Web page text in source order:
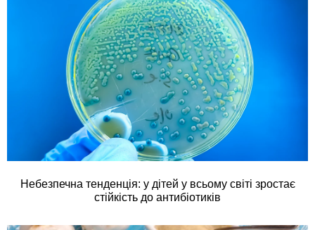
Небезпечна тенденція: у дітей у всьому світі зростає
стійкість до антибіотиків